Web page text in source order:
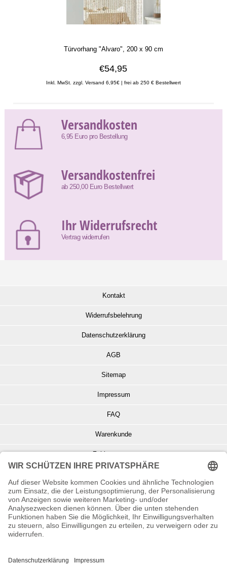
Türvorhang "Alvaro", 200 x 90 cm
€54,95
Inkl. MwSt. zzgl. Versand 6,95€ | frei ab 250 € Bestellwert
Versandkosten
6,95 Euro pro Bestellung
Versandkostenfrei
ab 250,00 Euro Bestellwert
Ihr Widerrufsrecht
Vertrag widerrufen
Kontakt
Widerrufsbelehrung
Datenschutzerklärung
AGB
Sitemap
Impressum
FAQ
Warenkunde
Zahlungsarten
Info zu Elektro- u. Elektronikgeräten
Batterieentsorgung
Informationen zur Echtheit von Kundenbewertungen